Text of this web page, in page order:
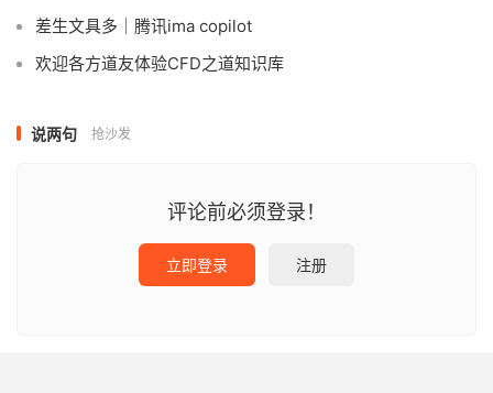
差生文具多｜腾讯ima copilot
欢迎各方道友体验CFD之道知识库
说两句 抢沙发
评论前必须登录！
立即登录 注册